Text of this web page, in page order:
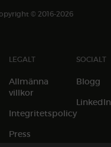
© 2016-2026
LEGALT
Allmänna
villkor
Integritetspolicy
Press
SOCIALT
Blogg
LinkedIn